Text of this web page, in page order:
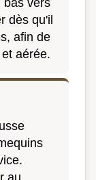
bas vers
dès qu'il
afin de
aérée.
au